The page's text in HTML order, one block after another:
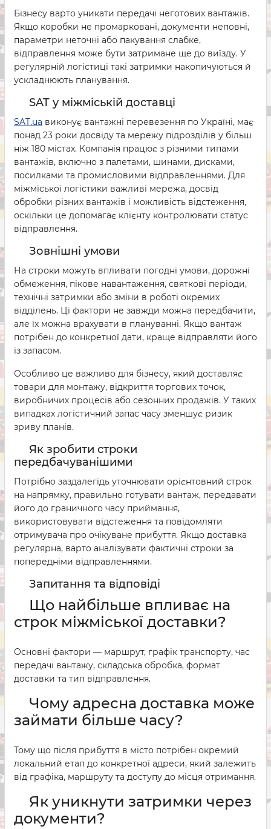
Бізнесу варто уникати передачі неготових вантажів.
Якщо коробки не промарковані, документи неповні,
параметри неточні або пакування слабке,
відправлення може бути затримане ще до виїзду. У
регулярній логістиці такі затримки накопичуються й
ускладнюють планування.
SAT у міжміській доставці
SAT.ua виконує вантажні перевезення по Україні, має
понад 23 роки досвіду та мережу підрозділів у більш
ніж 180 містах. Компанія працює з різними типами
вантажів, включно з палетами, шинами, дисками,
посилками та промисловими відправленнями. Для
міжміської логістики важливі мережа, досвід
обробки різних вантажів і можливість відстеження,
оскільки це допомагає клієнту контролювати статус
відправлення.
Зовнішні умови
На строки можуть впливати погодні умови, дорожні
обмеження, пікове навантаження, святкові періоди,
технічні затримки або зміни в роботі окремих
відділень. Ці фактори не завжди можна передбачити,
але їх можна врахувати в плануванні. Якщо вантаж
потрібен до конкретної дати, краще відправляти його
із запасом.
Особливо це важливо для бізнесу, який доставляє
товари для монтажу, відкриття торгових точок,
виробничих процесів або сезонних продажів. У таких
випадках логістичний запас часу зменшує ризик
зриву планів.
Як зробити строки
передбачуванішими
Потрібно заздалегідь уточнювати орієнтовний строк
на напрямку, правильно готувати вантаж, передавати
його до граничного часу приймання,
використовувати відстеження та повідомляти
отримувача про очікуване прибуття. Якщо доставка
регулярна, варто аналізувати фактичні строки за
попередніми відправленнями.
Запитання та відповіді
Що найбільше впливає на
строк міжміської доставки?
Основні фактори — маршрут, графік транспорту, час
передачі вантажу, складська обробка, формат
доставки та тип відправлення.
Чому адресна доставка може
займати більше часу?
Тому що після прибуття в місто потрібен окремий
локальний етап до конкретної адреси, який залежить
від графіка, маршруту та доступу до місця отримання.
Як уникнути затримки через
документи?